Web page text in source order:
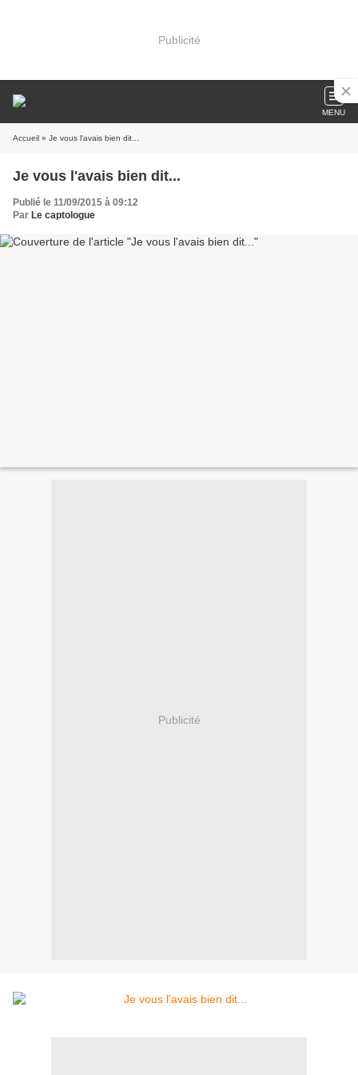
Publicité
MENU
Accueil » Je vous l'avais bien dit...
Je vous l'avais bien dit...
Publié le 11/09/2015 à 09:12
Par Le captologue
Publicité